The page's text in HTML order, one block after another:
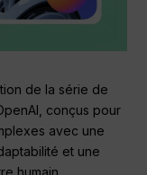
de la série de
conçus pour
avec une
et une
humain.